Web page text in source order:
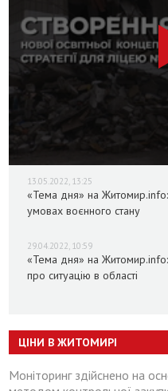
13.05.2022, 13:25
«Тема дня» на Житомир.info:
умовах воєнного стану
29.04.2022, 10:59
«Тема дня» на Житомир.info:
про ситуацію в області
ЦІНИ В ЖИТОМИРІ
Моніторинг здійснено на